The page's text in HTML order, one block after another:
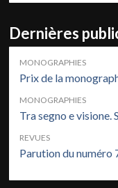
Dernières
MONOGRAPHIES
Prix de la
MONOGRAPHIES
Tra segno e visione.
REVUES
Parution du numéro